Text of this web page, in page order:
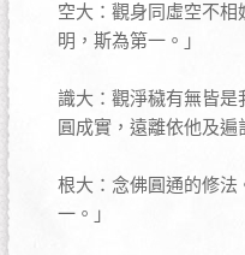
空大：觀身同虛空不
明，斯為第一。」
識大：觀淨穢有無皆
圓成實，遠離依他及
根大：念佛圓通的修
一。」